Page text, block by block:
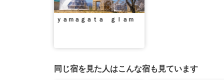
ｙａｍａｇａｔａ ｇｌａｍ
同じ宿を見た人はこんな宿も見ています